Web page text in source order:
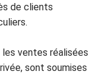
de clients
liers.
les ventes réalisées
sont soumises